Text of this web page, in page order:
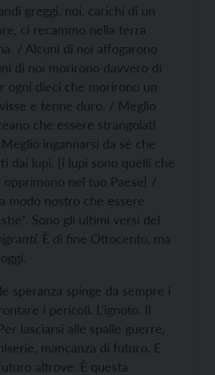
greggi, noi, carichi di un
ci recammo nella terra
/ Alcuni di noi affogarono
di noi morirono davvero di
ogni dieci che morirono un
e tenne duro. / Meglio
che essere strangolati
ingannarsi da sé che
dai lupi. [i lupi sono quelli che
nel tuo Paese] /
modo nostro che essere
Sono gli ultimi versi del
. È di fine Ottocento, ma
speranza spinge da sempre i
i pericoli. L’ignoto. Il
lasciarsi alle spalle guerre,
mancanza di futuro. E
altrove. È questa